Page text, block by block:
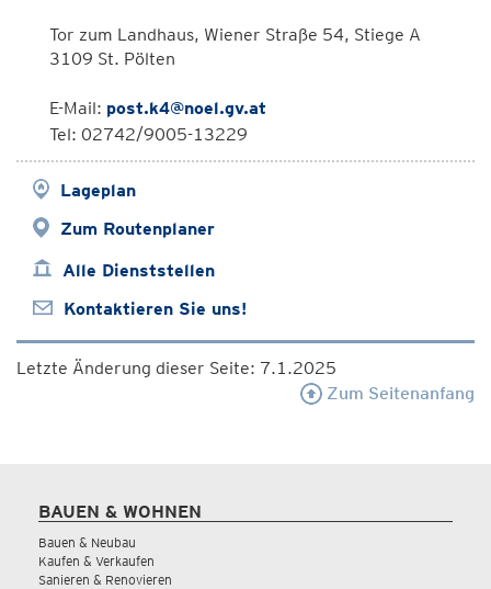
Tor zum Landhaus, Wiener Straße 54, Stiege A
3109 St. Pölten
E-Mail: post.k4@noel.gv.at
Tel: 02742/9005-13229
Lageplan
Zum Routenplaner
Alle Dienststellen
Kontaktieren Sie uns!
Letzte Änderung dieser Seite: 7.1.2025
Zum Seitenanfang
BAUEN & WOHNEN
Bauen & Neubau
Kaufen & Verkaufen
Sanieren & Renovieren